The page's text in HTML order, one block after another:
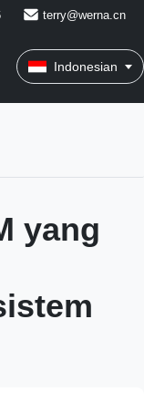
terry@werna.cn
Indonesian
yang